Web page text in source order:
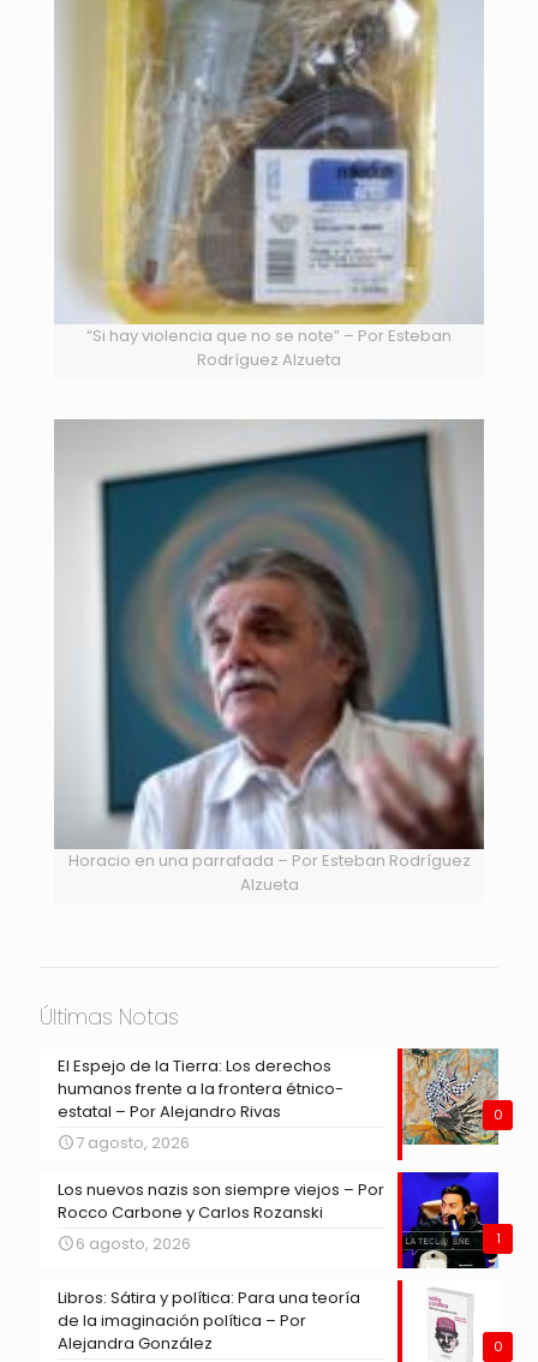
“Si hay violencia que no se note” – Por Esteban
Rodríguez Alzueta
Horacio en una parrafada – Por Esteban Rodríguez
Alzueta
Últimas Notas
0
El Espejo de la Tierra: Los derechos
humanos frente a la frontera étnico-
estatal – Por Alejandro Rivas
7 agosto, 2026
1
Los nuevos nazis son siempre viejos – Por
Rocco Carbone y Carlos Rozanski
6 agosto, 2026
0
Libros: Sátira y política: Para una teoría
de la imaginación política – Por
Alejandra González